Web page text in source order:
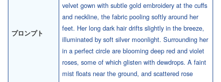
プロンプト
velvet gown with subtle gold embroidery at the cuffs
and neckline, the fabric pooling softly around her
feet. Her long dark hair drifts slightly in the breeze,
illuminated by soft silver moonlight. Surrounding her
in a perfect circle are blooming deep red and violet
roses, some of which glisten with dewdrops. A faint
mist floats near the ground, and scattered rose